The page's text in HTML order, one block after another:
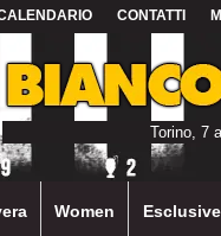
CONTATTI
Torino, 7
Women Esclusive